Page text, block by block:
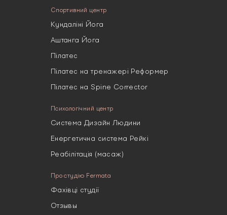
Спортивний центр
Кундаліні Йога
Аштанга Йога
Пілатес
Пілатес на тренажері Реформер
Пілатес на Spine Corrector
Психологічний центр
Система Дизайн Людини
Енергетична система Рейкі
Реабілітація (масаж)
Про студію Fermata
Фахівці студії
Отзывы